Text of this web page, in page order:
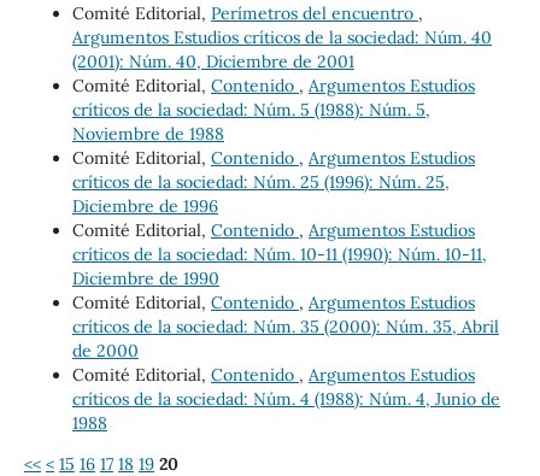
Comité Editorial, Perímetros del encuentro ,
Argumentos Estudios críticos de la sociedad: Núm. 40
(2001): Núm. 40, Diciembre de 2001
Comité Editorial, Contenido , Argumentos Estudios
críticos de la sociedad: Núm. 5 (1988): Núm. 5,
Noviembre de 1988
Comité Editorial, Contenido , Argumentos Estudios
críticos de la sociedad: Núm. 25 (1996): Núm. 25,
Diciembre de 1996
Comité Editorial, Contenido , Argumentos Estudios
críticos de la sociedad: Núm. 10-11 (1990): Núm. 10-11,
Diciembre de 1990
Comité Editorial, Contenido , Argumentos Estudios
críticos de la sociedad: Núm. 35 (2000): Núm. 35, Abril
de 2000
Comité Editorial, Contenido , Argumentos Estudios
críticos de la sociedad: Núm. 4 (1988): Núm. 4, Junio de
1988
<< < 15 16 17 18 19 20